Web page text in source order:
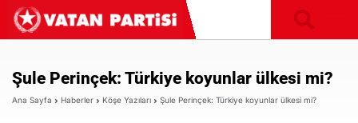
Şule Perinçek: Türkiye koyunlar ülkesi mi?
Ana Sayfa Haberler Köşe Yazıları Şule Perinçek: Türkiye koyunlar ülkesi mi?